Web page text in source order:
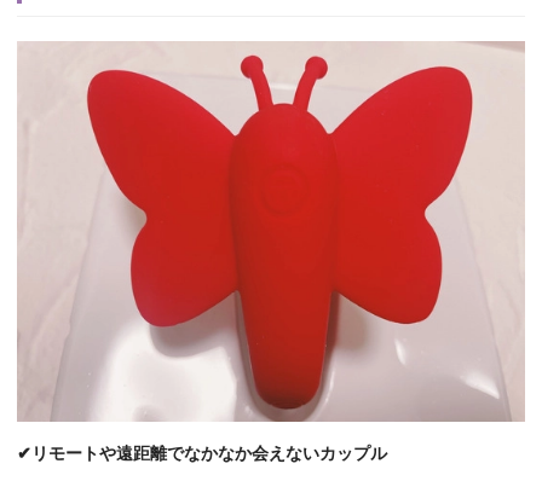
✔リモートや遠距離でなかなか会えないカップル